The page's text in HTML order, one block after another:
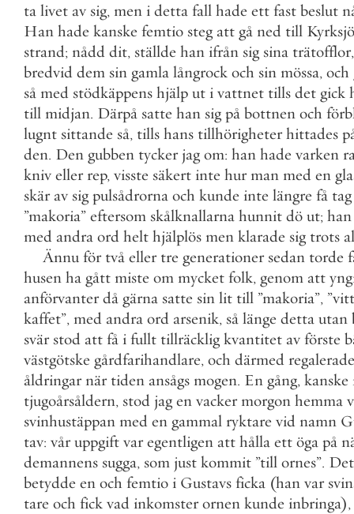
ta livet av sig, men i detta fall hade ett fast beslut
Han hade kanske femtio steg att gå ned till
strand; nådd dit, ställde han ifrån sig sina trätofflor,
bredvid dem sin gamla långrock och sin mössa, och
så med stödkäppens hjälp ut i vattnet tills det gick
till midjan. Därpå satte han sig på bottnen och
lugnt sittande så, tills hans tillhörigheter hittades
den. Den gubben tycker jag om: han hade varken
kniv eller rep, visste säkert inte hur man med en
skär av sig pulsådrorna och kunde inte längre få tag
”makoria” eftersom skålknallarna hunnit dö ut; han
med andra ord helt hjälplös men klarade sig trots
Ännu för två eller tre generationer sedan torde
husen ha gått miste om mycket folk, genom att
anförvanter då gärna satte sin lit till ”makoria”, ”vitt
kaffet”, med andra ord arsenik, så länge detta utan
svär stod att få i fullt tillräcklig kvantitet av förste
västgötske gårdfarihandlare, och därmed regalerade
åldringar när tiden ansågs mogen. En gång, kanske
tjugoårsåldern, stod jag en vacker morgon hemma
svinhustäppan med en gammal ryktare vid namn
tav: vår uppgift var egentligen att hålla ett öga på
demannens sugga, som just kommit ”till ornes”.
betydde en och femtio i Gustavs ficka (han var
tare och fick vad inkomster ornen kunde inbringa),